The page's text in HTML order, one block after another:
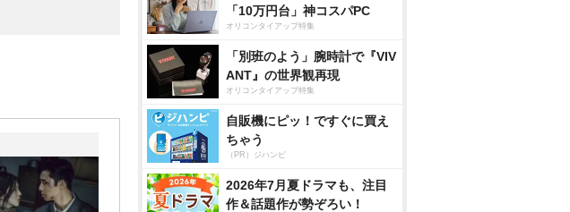
「10万円台」神コスパPC
オリコンタイアップ特集
「別班のよう」腕時計で『VIV
ANT』の世界観再現
オリコンタイアップ特集
自販機にピッ！ですぐに買え
ちゃう
（PR）ジハンピ
2026年7月夏ドラマも、注目
作＆話題作が勢ぞろい！